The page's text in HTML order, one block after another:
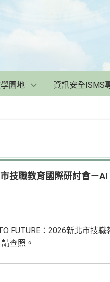
園地 資訊安全ISMS
技職教育國際研討會－
FUTURE：2026新北市技
查照。